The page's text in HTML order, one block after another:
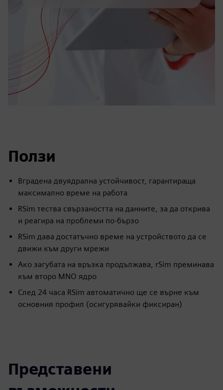
Ползи
Вградена двуядрална устойчивост, гарантираща
максимално време на работа
RSim тества свързаността на данните, за да открива
и реагира на проблеми по-бързо
RSim дава достатъчно време на устройството да се
движи към други мрежи
Ако загубата на връзка продължава, rSim преминава
към второ MNO ядро
След 24 часа RSim автоматично ще се върне към
основния профил (осигурявайки фиксиран)
Представени